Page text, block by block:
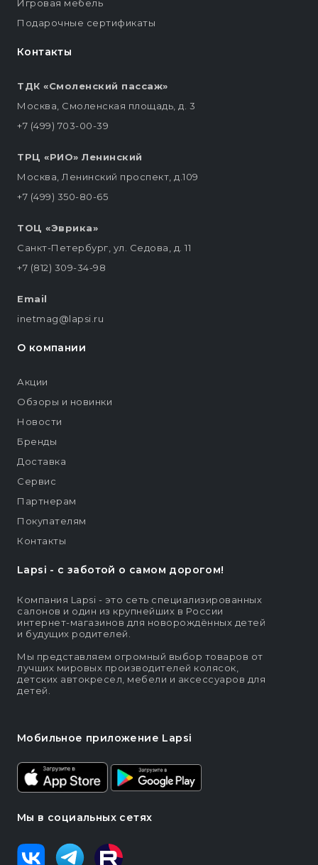
Lapsi - c заботой о самом дорогом!
Компания Lapsi - это сеть специализированных
салонов и один из крупнейших в России
интернет-магазинов для новорождённых детей
и будущих родителей.
Мы представляем огромный выбор товаров от
лучших мировых производителей колясок,
детских автокресел, мебели и аксессуаров для
детей.
Мобильное приложение Lapsi
Мы в социальных сетях
Контакты
ТДК «Смоленский пассаж»
Москва, Смоленская площадь, д. 3
+7 (499) 703-00-39
ТРЦ «РИО» Ленинский
Москва, Ленинский проспект, д.109
+7 (499) 350-80-65
ТОЦ «Эврика»
Санкт-Петербург, ул. Седова, д. 11
+7 (812) 309-34-98
Email
inetmag@lapsi.ru
Игровая мебель
Подарочные сертификаты
О компании
Акции
Обзоры и новинки
Новости
Бренды
Доставка
Сервис
Партнерам
Покупателям
Контакты